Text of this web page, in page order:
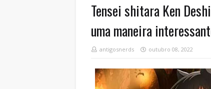
Tensei shitara Ken
uma maneira
antigosnerds outubro 08, 2022